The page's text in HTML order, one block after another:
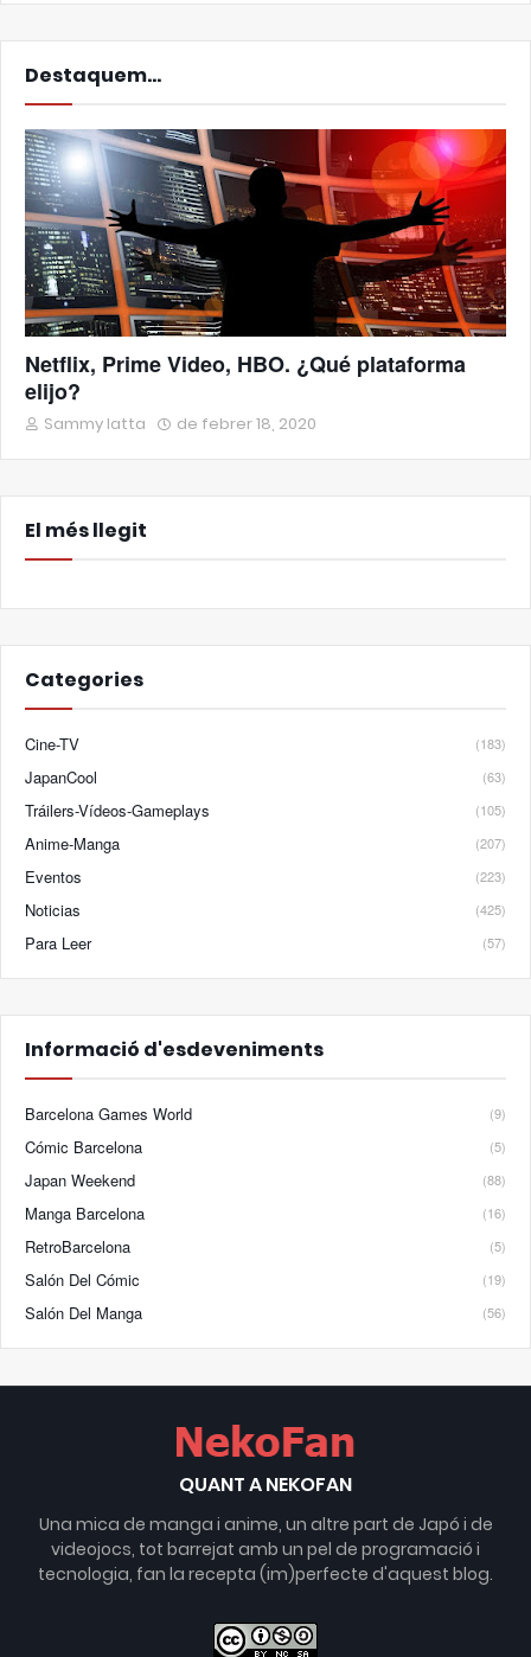
Destaquem...
Netflix, Prime Video, HBO. ¿Qué plataforma
elijo?
Sammy Iatta de febrer 18, 2020
El més llegit
Categories
Cine-TV (183)
JapanCool (63)
Tráilers-Vídeos-Gameplays (105)
Anime-Manga (207)
Eventos (223)
Noticias (425)
Para Leer (57)
Informació d'esdeveniments
Barcelona Games World (9)
Cómic Barcelona (5)
Japan Weekend (88)
Manga Barcelona (16)
RetroBarcelona (5)
Salón Del Cómic (19)
Salón Del Manga (56)
QUANT A NEKOFAN
Una mica de manga i anime, un altre part de Japó i de
videojocs, tot barrejat amb un pel de programació i
tecnologia, fan la recepta (im)perfecte d'aquest blog.